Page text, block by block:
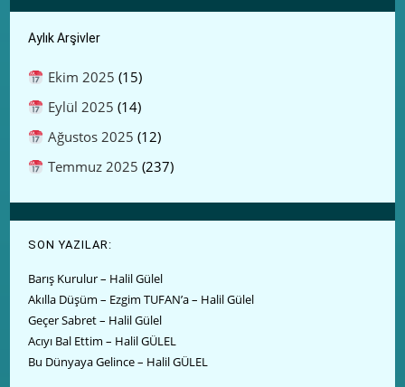
Aylık Arşivler
Ekim 2025 (15)
Eylül 2025 (14)
Ağustos 2025 (12)
Temmuz 2025 (237)
SON YAZILAR:
Barış Kurulur – Halil Gülel
Akılla Düşüm – Ezgim TUFAN’a – Halil Gülel
Geçer Sabret – Halil Gülel
Acıyı Bal Ettim – Halil GÜLEL
Bu Dünyaya Gelince – Halil GÜLEL